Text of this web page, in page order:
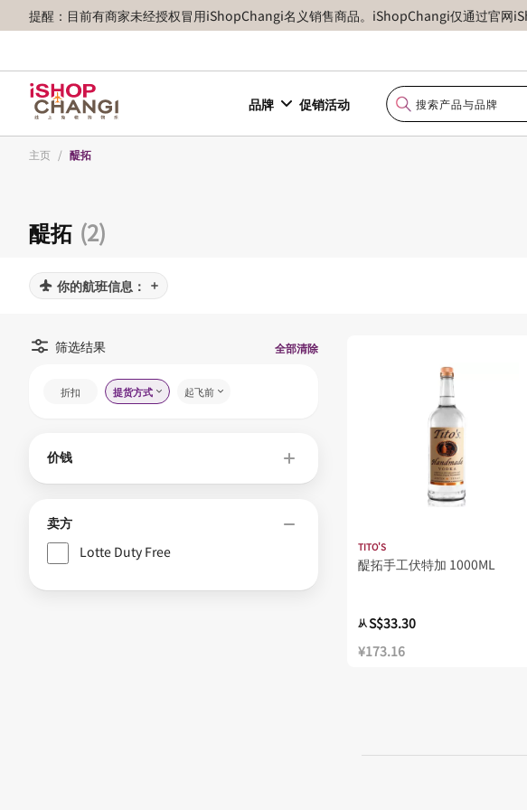
提醒：目前有商家未经授权冒用iShopChangi名义销售商品。iShopChangi仅通过官网
品牌 促销活动
主页 / 醍拓
醍拓 (2)
你的航班信息：
筛选结果 全部清除
折扣 提货方式 起飞前
价钱
卖方
Lotte Duty Free
TITO'S
醍拓手工伏特加 1000ML
从S$33.30
¥173.16